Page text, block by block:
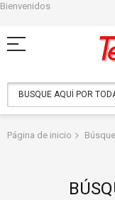
Bienvenidos
al
contenido
Página de inicio